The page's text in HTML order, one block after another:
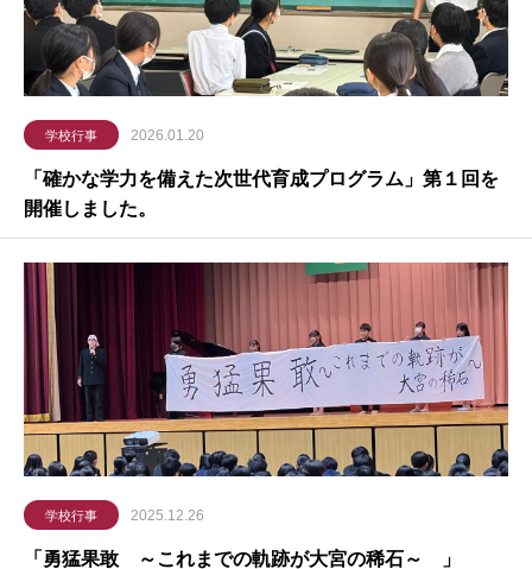
学校行事 2026.01.20
「確かな学力を備えた次世代育成プログラム」第１回を
開催しました。
学校行事 2025.12.26
「勇猛果敢 ～これまでの軌跡が大宮の稀石～ 」